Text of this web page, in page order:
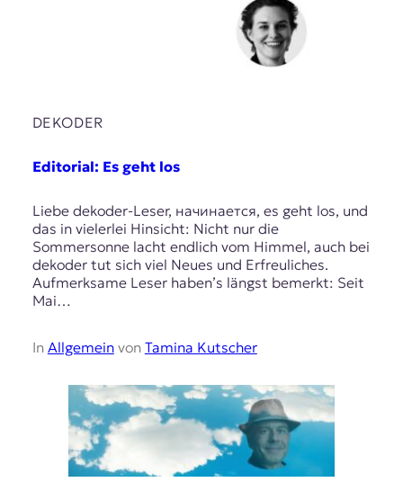
DEKODER
Editorial: Es geht los
Liebe dekoder-Leser, начинается, es geht los, und
das in vielerlei Hinsicht: Nicht nur die
Sommersonne lacht endlich vom Himmel, auch bei
dekoder tut sich viel Neues und Erfreuliches.
Aufmerksame Leser haben’s längst bemerkt: Seit
Mai…
In Allgemeinvon Tamina Kutscher